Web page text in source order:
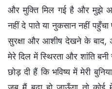
और मुक्ति मिल गई है और मुझे
नहीं दे पाते या नुकसान नहीं
सुरक्षा और आशीष देखने के बाद,
मेरे दिल में स्थिरता और शांति
छोड़ दी हैं कि भविष्य में मेरी